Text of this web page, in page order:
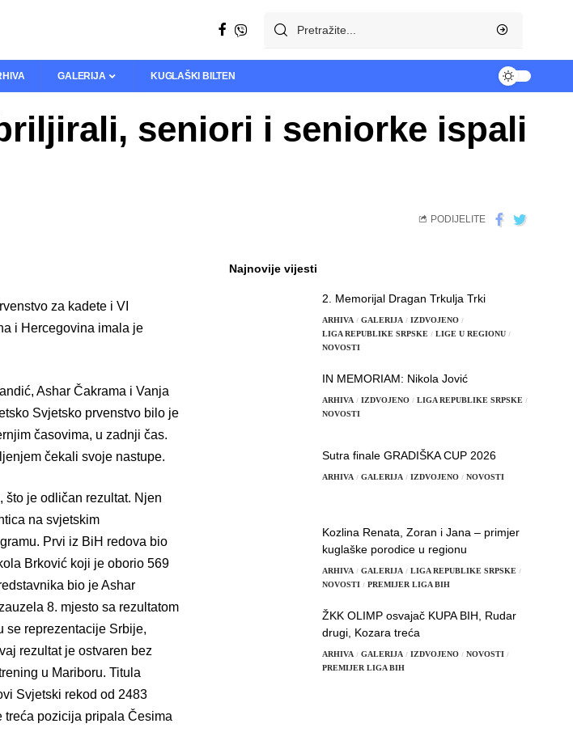
GALERIJA KUGLAŠKI BILTEN
seniori i seniorke ispali
PODIJELITE
za kadete i VI
i Hercegovina imala je
Ashar Čakrama i Vanja
Svjetsko prvenstvo bilo je
časovima, u zadnji čas.
čekali svoje nastupe.
što je odličan rezultat. Njen
na svjetskim
Prvi iz BiH redova bio
Brković koji je oborio 569
bio je Ashar
8. mjesto sa rezultatom
se reprezentacije Srbije,
rezultat je ostvaren bez
u Mariboru. Titula
Svjetski rekod od 2483
treća pozicija pripala Česima
Najnovije vijesti
2. Memorijal Dragan Trkulja Trki
ARHIVA GALERIJA
IZDVOJENO
LIGA REPUBLIKE SRPSKE
LIGE U REGIONU
NOVOSTI
IN MEMORIAM: Nikola Jović
ARHIVA IZDVOJENO
LIGA REPUBLIKE SRPSKE
NOVOSTI
Sutra finale GRADIŠKA CUP 2026
ARHIVA GALERIJA IZDVOJENO NOVOSTI
Kozlina Renata, Zoran i Jana – primjer
kuglaške porodice u regionu
ARHIVA GALERIJA
LIGA REPUBLIKE SRPSKE
NOVOSTI
PREMIJER LIGA BIH
ŽKK OLIMP osvajač KUPA BIH, Rudar
drugi, Kozara treća
ARHIVA GALERIJA IZDVOJENO
NOVOSTI
PREMIJER LIGA BIH